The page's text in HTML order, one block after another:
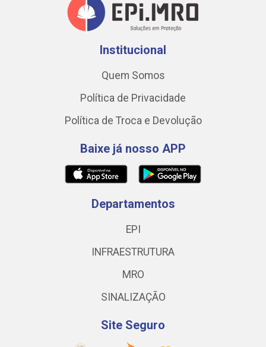
Institucional
Quem Somos
Política de Privacidade
Política de Troca e Devolução
Baixe já nosso APP
Departamentos
EPI
INFRAESTRUTURA
MRO
SINALIZAÇÃO
Site Seguro